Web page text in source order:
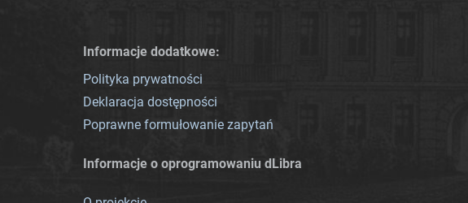
Informacje dodatkowe:
Polityka prywatności
Deklaracja dostępności
Poprawne formułowanie zapytań
Informacje o oprogramowaniu dLibra